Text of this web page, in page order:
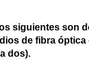
siguientes son
de fibra óptica
dos).